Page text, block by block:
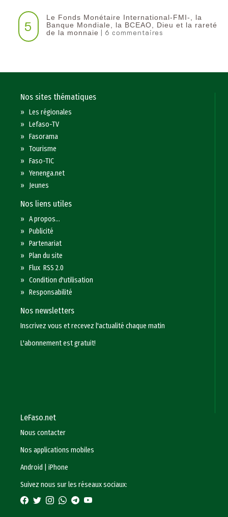
5
Le Fonds Monétaire International-FMI-, la
Banque Mondiale, la BCEAO, Dieu et la rareté
de la monnaie | 6 commentaires
Nos sites thématiques
»Les régionales
»Lefaso-TV
»Fasorama
»Tourisme
»Faso-TIC
»Yenenga.net
» Jeunes
Nos liens utiles
»A propos...
»Publicité
»Partenariat
»Plan du site
»Flux RSS 2.0
»Condition d'utilisation
»Responsabilité
Nos newsletters
Inscrivez vous et recevez l'actualité chaque matin
L'abonnement est gratuit!
LeFaso.net
Nous contacter
Nos applications mobiles
Android
|iPhone
Suivez nous sur les réseaux sociaux: